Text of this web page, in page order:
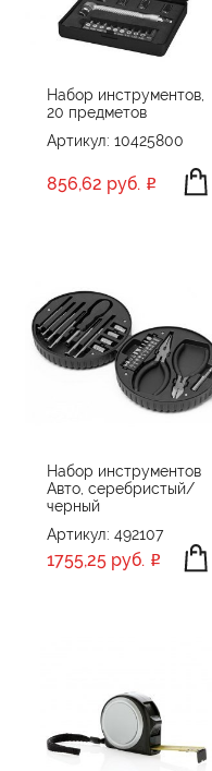
Набор инструментов,
20 предметов
Артикул: 10425800
856,62 руб.
Набор инструментов
Авто, серебристый/
черный
Артикул: 492107
1755,25 руб.